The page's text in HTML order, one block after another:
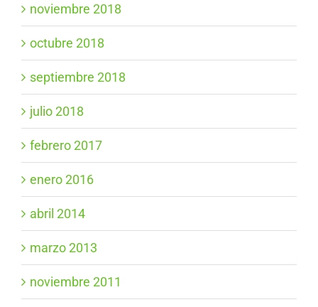
noviembre 2018
octubre 2018
septiembre 2018
julio 2018
febrero 2017
enero 2016
abril 2014
marzo 2013
noviembre 2011